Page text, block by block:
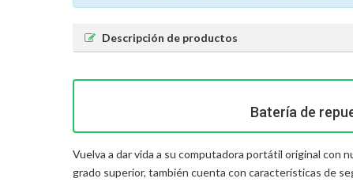
Descripción de productos
Batería de
Vuelva a dar vida a su computadora portátil original con
grado superior, también cuenta con características de